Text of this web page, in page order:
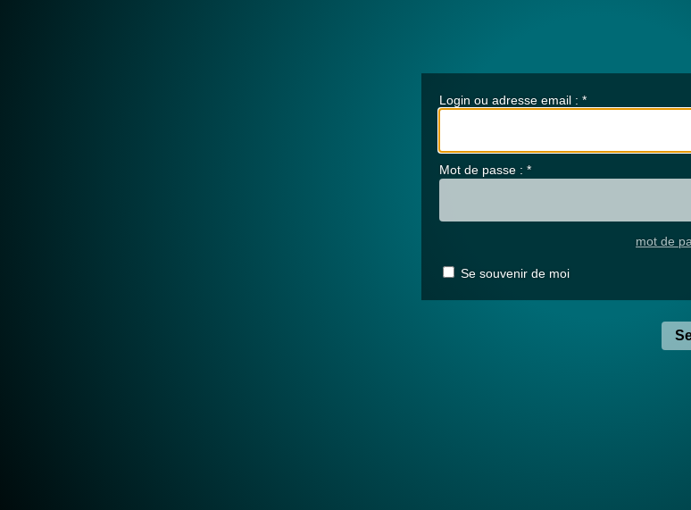
Login ou adresse email : *
Mot de passe : *
mot de
Se souvenir de moi